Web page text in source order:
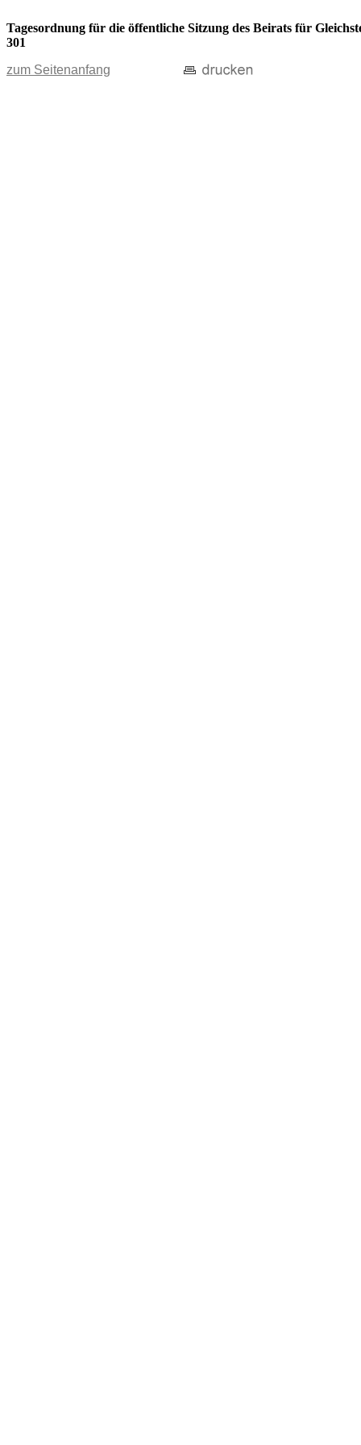
Tagesordnung für die öffentliche Sitzung des Beirats für
301
zum Seitenanfang